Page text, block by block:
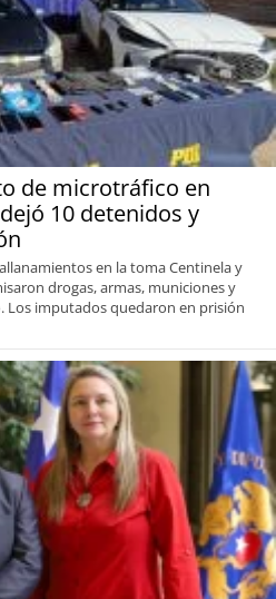
de microtráfico en
10 detenidos y
en la toma Centinela y
drogas, armas, municiones y
Los imputados quedaron en prisión